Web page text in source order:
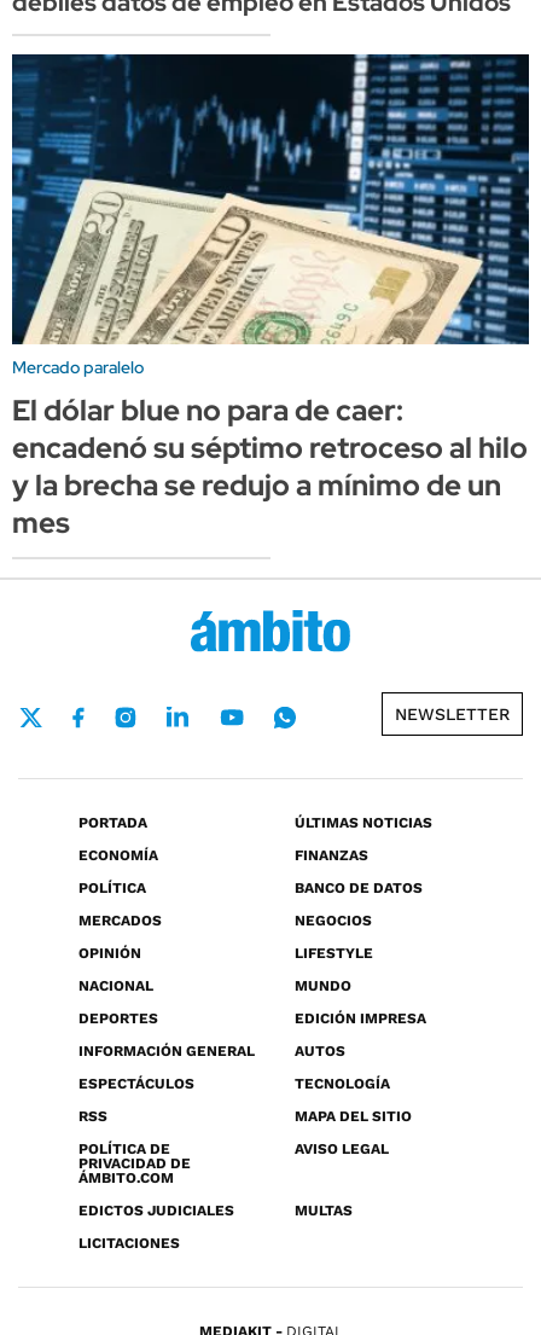
Mercado paralelo
El dólar blue no para de caer:
encadenó su séptimo retroceso al hilo
y la brecha se redujo a mínimo de un
mes
NEWSLETTER
PORTADA
ÚLTIMAS NOTICIAS
ECONOMÍA
FINANZAS
POLÍTICA
BANCO DE DATOS
MERCADOS
NEGOCIOS
OPINIÓN
LIFESTYLE
NACIONAL
MUNDO
DEPORTES
EDICIÓN IMPRESA
INFORMACIÓN GENERAL
AUTOS
ESPECTÁCULOS
TECNOLOGÍA
RSS
MAPA DEL SITIO
POLÍTICA DE
PRIVACIDAD DE
ÁMBITO.COM
AVISO LEGAL
EDICTOS JUDICIALES
MULTAS
LICITACIONES